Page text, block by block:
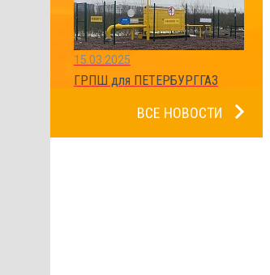
15.03.2025
ГРПШ для ПЕТЕРБУРГГАЗ
ВСЕ НОВОСТИ